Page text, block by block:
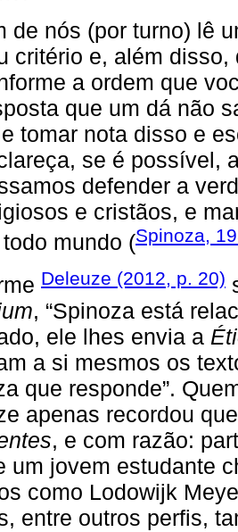
de nós (por turno) lê
critério e, além
a ordem que
que um dá não
tomar nota disso e
se é possível,
defender a
e cristãos, e
mundo (Spinoza,
Deleuze (2012, p. 20)
, “Spinoza está
ele lhes envia a
a si mesmos os
que responde”.
apenas recordou
, e com razão:
um jovem estudante
como Lodowijk
entre outros perfis,